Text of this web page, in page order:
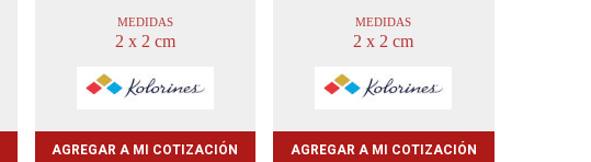
MEDIDAS
2 x 2 cm
AGREGAR A MI COTIZACIÓN
MEDIDAS
2 x 2 cm
AGREGAR A MI COTIZACIÓN